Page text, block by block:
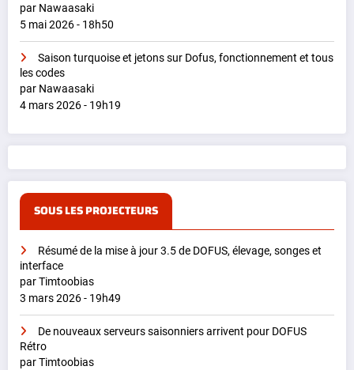
par Nawaasaki
5 mai 2026 - 18h50
Saison turquoise et jetons sur Dofus, fonctionnement et tous
les codes
par Nawaasaki
4 mars 2026 - 19h19
SOUS LES PROJECTEURS
Résumé de la mise à jour 3.5 de DOFUS, élevage, songes et
interface
par Timtoobias
3 mars 2026 - 19h49
De nouveaux serveurs saisonniers arrivent pour DOFUS
Rétro
par Timtoobias